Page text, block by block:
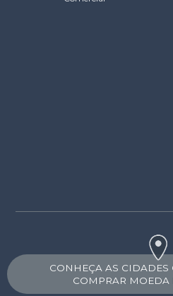
CONHEÇA AS CIDADES
COMPRAR MOEDA